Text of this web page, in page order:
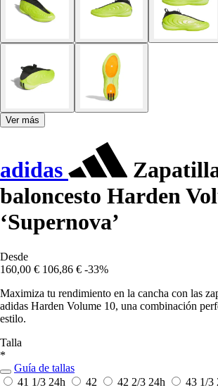
Ver más
adidas
baloncesto Harden
‘Supernova’
Desde
160,00 € 106,86 € -33%
Maximiza tu rendimiento en la cancha con las
adidas Harden Volume 10, una combinación
estilo.
Talla
*
Guía de tallas
41 1/3 24h 42 42 2/3 24h 43 1/3